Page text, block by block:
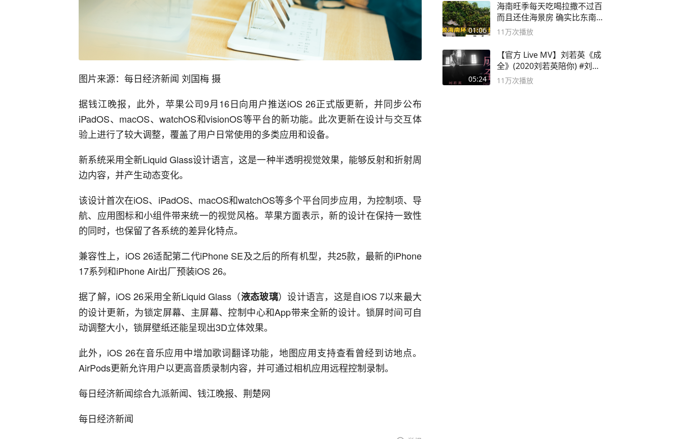
图片来源：每日经济新闻 刘国梅 摄
据钱江晚报，此外，苹果公司9月16日向用户推送iOS 26正式版更新，并同步公布
iPadOS、macOS、watchOS和visionOS等平台的新功能。此次更新在设计与交互体
验上进行了较大调整，覆盖了用户日常使用的多类应用和设备。
新系统采用全新Liquid Glass设计语言，这是一种半透明视觉效果，能够反射和折射周
边内容，并产生动态变化。
该设计首次在iOS、iPadOS、macOS和watchOS等多个平台同步应用，为控制项、导
航、应用图标和小组件带来统一的视觉风格。苹果方面表示，新的设计在保持一致性
的同时，也保留了各系统的差异化特点。
兼容性上，iOS 26适配第二代iPhone SE及之后的所有机型，共25款，最新的iPhone
17系列和iPhone Air出厂预装iOS 26。
据了解，iOS 26采用全新Liquid Glass（液态玻璃）设计语言，这是自iOS 7以来最大
的设计更新，为锁定屏幕、主屏幕、控制中心和App带来全新的设计。锁屏时间可自
动调整大小，锁屏壁纸还能呈现出3D立体效果。
此外，iOS 26在音乐应用中增加歌词翻译功能，地图应用支持查看曾经到访地点。
AirPods更新允许用户以更高音质录制内容，并可通过相机应用远程控制录制。
每日经济新闻综合九派新闻、钱江晚报、荆楚网
每日经济新闻
01:06
海南旺季每天吃喝拉撒不过百
而且还住海景房 确实比东南
亚合适
11万次播放
05:24
【官方 Live MV】刘若英《成
全》(2020刘若英陪你) #刘若
英 #成全
11万次播放